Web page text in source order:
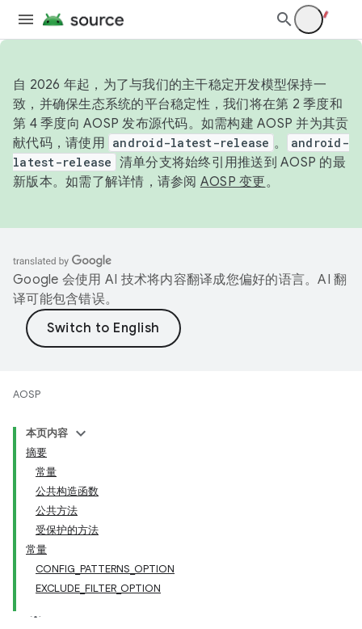
自 2026 年起，为了与我们的主干稳定开发模型保持一
致，并确保生态系统的平台稳定性，我们将在第 2 季度和
第 4 季度向 AOSP 发布源代码。如需构建 AOSP 并为其贡
献代码，请使用 android-latest-release 。
android-
latest-release 清单分支将始终引用推送到 AOSP 的最
新版本。如需了解详情，请参阅 AOSP 变更。
Google 会使用 AI 技术将内容翻译成您偏好的语言。AI 翻
译可能包含错误。
AOSP
本页内容
摘要
常量
公共构造函数
公共方法
受保护的方法
常量
CONFIG_PATTERNS_OPTION
EXCLUDE_FILTER_OPTION